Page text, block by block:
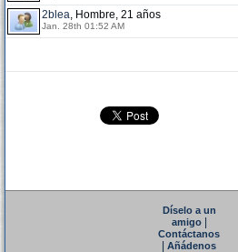
2blea, Hombre, 21 años
Jan. 28th 01:52 AM
Díselo a un
amigo|
Contáctanos
Añádenos